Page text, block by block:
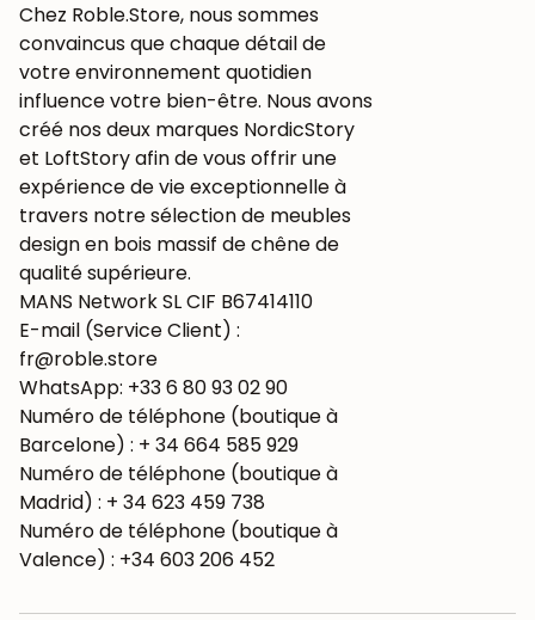
Chez Roble.Store, nous sommes
convaincus que chaque détail de
votre environnement quotidien
influence votre bien-être. Nous avons
créé nos deux marques NordicStory
et LoftStory afin de vous offrir une
expérience de vie exceptionnelle à
travers notre sélection de meubles
design en bois massif de chêne de
qualité supérieure.
MANS Network SL CIF B67414110
E-mail (Service Client) :
fr@roble.store
WhatsApp: +33 6 80 93 02 90
Numéro de téléphone (boutique à
Barcelone) : + 34 664 585 929
Numéro de téléphone (boutique à
Madrid) : + 34 623 459 738
Numéro de téléphone (boutique à
Valence) : +34 603 206 452